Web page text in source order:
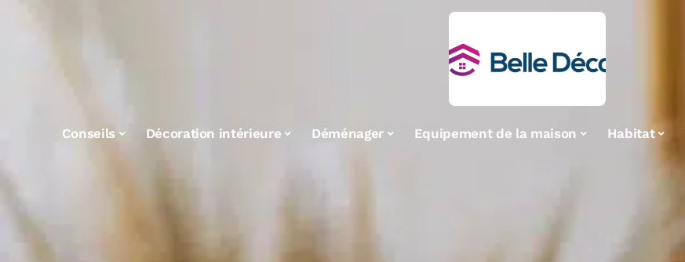
Conseils Décoration intérieure Déménager Equipement de la maison Habitat